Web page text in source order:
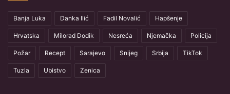
Banja Luka Danka Ilić Fadil Novalić Hapšenje
Hrvatska Milorad Dodik Nesreća Njemačka Policija
Požar Recept Sarajevo Snijeg Srbija TikTok
Tuzla Ubistvo Zenica